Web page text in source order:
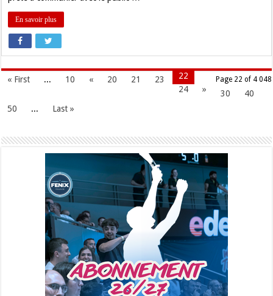
En savoir plus
Page 22 of 4 048
« First ... 10 « 20 21 22
23
24
» 30
40
50
... Last »